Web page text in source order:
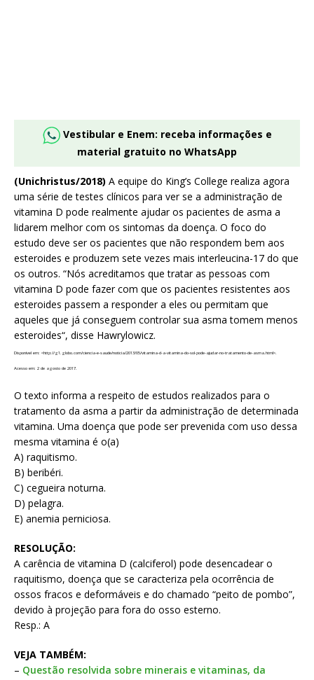
Vestibular e Enem: receba informações e
material gratuito no WhatsApp
(Unichristus/2018) A equipe do King’s College realiza agora
uma série de testes clínicos para ver se a administração de
vitamina D pode realmente ajudar os pacientes de asma a
lidarem melhor com os sintomas da doença. O foco do
estudo deve ser os pacientes que não respondem bem aos
esteroides e produzem sete vezes mais interleucina-17 do que
os outros. “Nós acreditamos que tratar as pessoas com
vitamina D pode fazer com que os pacientes resistentes aos
esteroides passem a responder a eles ou permitam que
aqueles que já conseguem controlar sua asma tomem menos
esteroides“, disse Hawrylowicz.
Disponível em: <http://g1.globo.com/ciencia-e-saude/noticia/2013/05/vitamina-d-a-vitamina-do-sol-pode-ajudar-no-tratamento-de-asma.html>.
Acesso em: 2 de agosto de 2017.
O texto informa a respeito de estudos realizados para o
tratamento da asma a partir da administração de determinada
vitamina. Uma doença que pode ser prevenida com uso dessa
mesma vitamina é o(a)
A) raquitismo.
B) beribéri.
C) cegueira noturna.
D) pelagra.
E) anemia perniciosa.
RESOLUÇÃO:
A carência de vitamina D (calciferol) pode desencadear o
raquitismo, doença que se caracteriza pela ocorrência de
ossos fracos e deformáveis e do chamado “peito de pombo”,
devido à projeção para fora do osso esterno.
Resp.: A
VEJA TAMBÉM:
– Questão resolvida sobre minerais e vitaminas, da